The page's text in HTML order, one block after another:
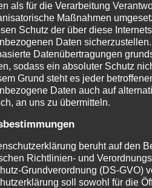
als für die Verarbeitung
Maßnahmen
Schutz der über diese
Daten
Datenübertragungen
sodass ein absoluter Schutz
Grund steht es jeder
Daten auch auf
an uns zu übermitteln.
beruht auf den
Richtlinien- und
Grundverordnung (DS-GVO)
soll sowohl für die